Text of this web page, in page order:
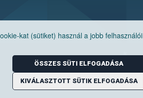
kat (sütiket) használ a jobb felhasználói
ÖSSZES SÜTI ELFOGADÁSA
KIVÁLASZTOTT SÜTIK ELFOGADÁSA